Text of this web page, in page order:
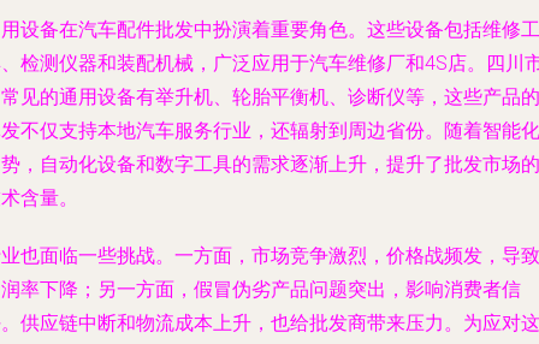
设备在汽车配件批发中扮演着重要角色。这些设备包括维修工
检测仪器和装配机械，广泛应用于汽车维修厂和4S店。四川
见的通用设备有举升机、轮胎平衡机、诊断仪等，这些产品的
不仅支持本地汽车服务行业，还辐射到周边省份。随着智能化
，自动化设备和数字工具的需求逐渐上升，提升了批发市场的
含量。
也面临一些挑战。一方面，市场竞争激烈，价格战频发，导致
率下降；另一方面，假冒伪劣产品问题突出，影响消费者信
供应链中断和物流成本上升，也给批发商带来压力。为应对这